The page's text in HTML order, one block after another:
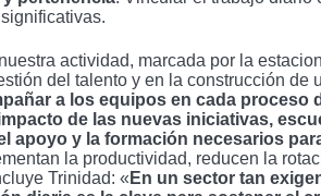
actividad, marcada por la
del talento y en la construcción de
a los equipos en cada proceso
de las nuevas iniciativas,
apoyo y la formación necesarios
la productividad, reducen la
Trinidad: « En un sector tan